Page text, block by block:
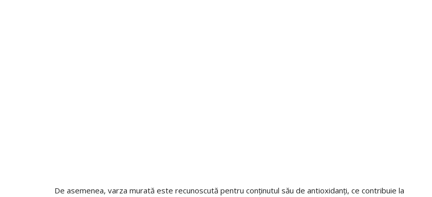
De asemenea, varza murată este recunoscută pentru conținutul său de antioxidanți, ce contribuie la